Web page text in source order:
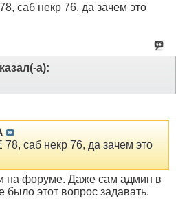
саб некр 76, да зачем это
а):
саб некр 76, да зачем это
на форуме. Даже сам админ в
этот вопрос задавать.